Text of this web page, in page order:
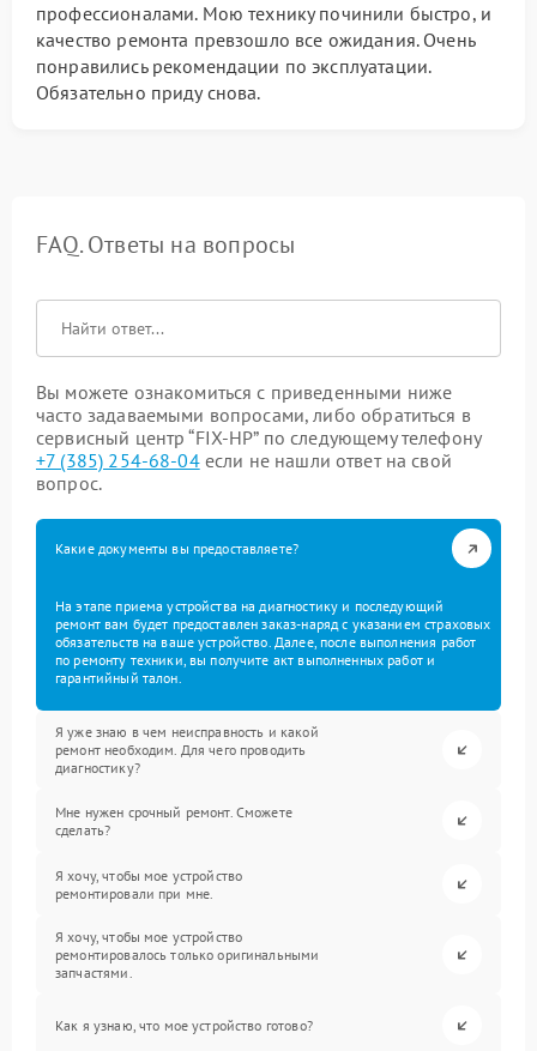
профессионалами. Мою технику починили быстро, и
качество ремонта превзошло все ожидания. Очень
понравились рекомендации по эксплуатации.
Обязательно приду снова.
FAQ. Ответы на вопросы
Вы можете ознакомиться с приведенными ниже
часто задаваемыми вопросами, либо обратиться в
сервисный центр “FIX-HP” по следующему телефону
+7 (385) 254-68-04если не нашли ответ на свой
вопрос.
Какие документы вы предоставляете?
На этапе приема устройства на диагностику и последующий
ремонт вам будет предоставлен заказ-наряд с указанием страховых
обязательств на ваше устройство. Далее, после выполнения работ
по ремонту техники, вы получите акт выполненных работ и
гарантийный талон.
Я уже знаю в чем неисправность и какой
ремонт необходим. Для чего проводить
диагностику?
Мне нужен срочный ремонт. Сможете
сделать?
Я хочу, чтобы мое устройство
ремонтировали при мне.
Я хочу, чтобы мое устройство
ремонтировалось только оригинальными
запчастями.
Как я узнаю, что мое устройство готово?